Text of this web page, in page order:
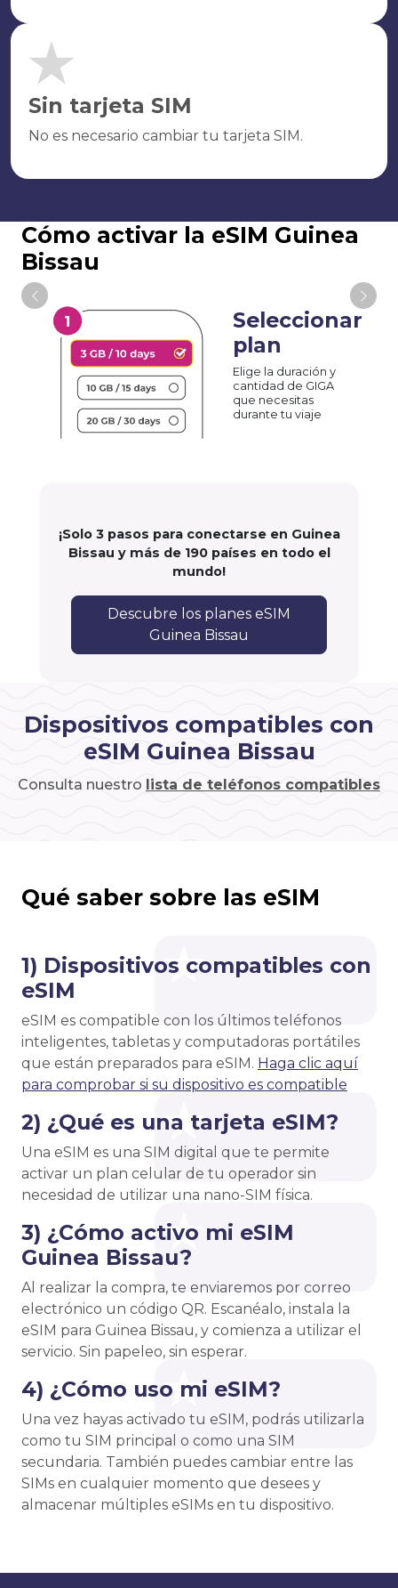
Sin tarjeta SIM
No es necesario cambiar tu tarjeta SIM.
Cómo activar la eSIM Guinea
Bissau
Seleccionar
plan
Elige la duración y
cantidad de GIGA
que necesitas
durante tu viaje
¡Solo 3 pasos para conectarse en Guinea
Bissau y más de 190 países en todo el
mundo!
Descubre los planes eSIM
Guinea Bissau
Dispositivos compatibles con
eSIM Guinea Bissau
Consulta nuestro lista de teléfonos compatibles
Qué saber sobre las eSIM
1) Dispositivos compatibles con
eSIM
eSIM es compatible con los últimos teléfonos
inteligentes, tabletas y computadoras portátiles
que están preparados para eSIM. Haga clic aquí
para comprobar si su dispositivo es compatible
2) ¿Qué es una tarjeta eSIM?
Una eSIM es una SIM digital que te permite
activar un plan celular de tu operador sin
necesidad de utilizar una nano-SIM física.
3) ¿Cómo activo mi eSIM
Guinea Bissau?
Al realizar la compra, te enviaremos por correo
electrónico un código QR. Escanéalo, instala la
eSIM para Guinea Bissau, y comienza a utilizar el
servicio. Sin papeleo, sin esperar.
4) ¿Cómo uso mi eSIM?
Una vez hayas activado tu eSIM, podrás utilizarla
como tu SIM principal o como una SIM
secundaria. También puedes cambiar entre las
SIMs en cualquier momento que desees y
almacenar múltiples eSIMs en tu dispositivo.